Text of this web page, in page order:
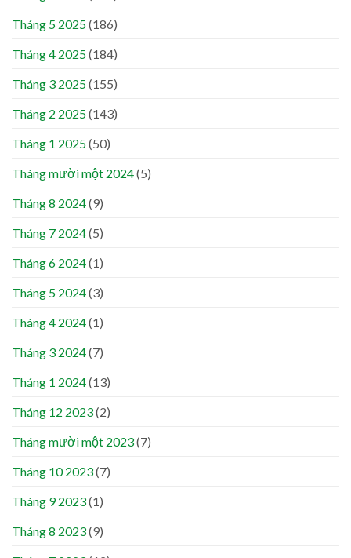
Tháng 5 2025(186)
Tháng 4 2025(184)
Tháng 3 2025(155)
Tháng 2 2025(143)
Tháng 1 2025(50)
Tháng mười một 2024(5)
Tháng 8 2024(9)
Tháng 7 2024(5)
Tháng 6 2024(1)
Tháng 5 2024(3)
Tháng 4 2024(1)
Tháng 3 2024(7)
Tháng 1 2024(13)
Tháng 12 2023(2)
Tháng mười một 2023(7)
Tháng 10 2023(7)
Tháng 9 2023(1)
Tháng 8 2023(9)